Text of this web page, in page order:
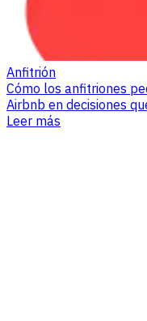
Anfitrión
Cómo los anfitriones
Airbnb en decisiones
Leer más